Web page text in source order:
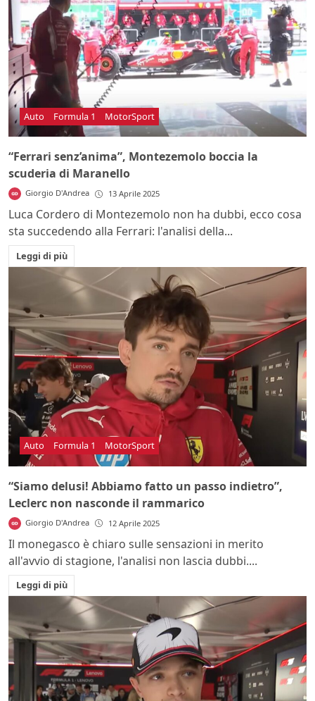
Auto Formula 1 MotorSport
“Ferrari senz’anima”, Montezemolo boccia la
scuderia di Maranello
Giorgio D'Andrea 13 Aprile 2025
Luca Cordero di Montezemolo non ha dubbi, ecco cosa
sta succedendo alla Ferrari: l'analisi della...
Leggi di più
Auto Formula 1 MotorSport
“Siamo delusi! Abbiamo fatto un passo indietro”,
Leclerc non nasconde il rammarico
Giorgio D'Andrea 12 Aprile 2025
Il monegasco è chiaro sulle sensazioni in merito
all'avvio di stagione, l'analisi non lascia dubbi....
Leggi di più